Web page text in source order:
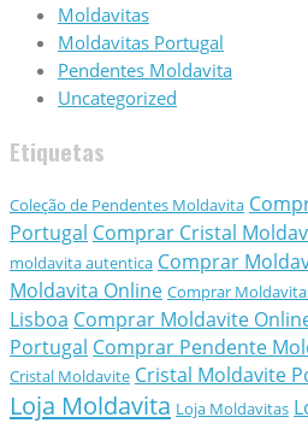
Moldavitas
Moldavitas Portugal
Pendentes Moldavita
Uncategorized
Etiquetas
Coleção de Pendentes Moldavita
Portugal Comprar Cristal
moldavita autentica Comprar
Moldavita Online Comprar
Lisboa Comprar Moldavite
Portugal Comprar Pendente
Cristal Moldavite Cristal Moldavite
Loja Moldavita Loja Moldavitas